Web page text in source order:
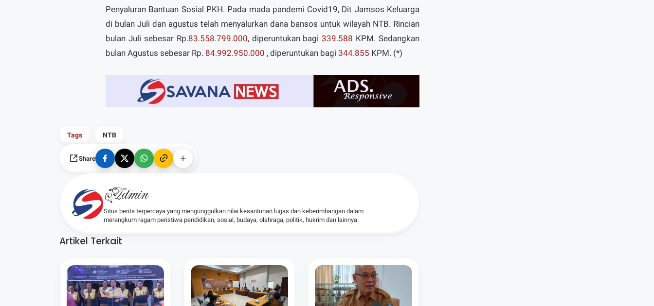
Penyaluran Bantuan Sosial PKH. Pada mada pandemi Covid19, Dit Jamsos Keluarga
di bulan Juli dan agustus telah menyalurkan dana bansos untuk wilayah NTB. Rincian
bulan Juli sebesar Rp.83.558.799.000, diperuntukan bagi339.588 KPM. Sedangkan
bulan Agustus sebesar Rp. 84.992.950.000 , diperuntukan bagi 344.855 KPM. (*)
Tags NTB
Share
Admin
Situs berita terpercaya yang mengunggulkan nilai kesantunan lugas dan keberimbangan dalam
merangkum ragam peristiwa pendidikan, sosial, budaya, olahraga, politik, hukrim dan lainnya.
Artikel Terkait